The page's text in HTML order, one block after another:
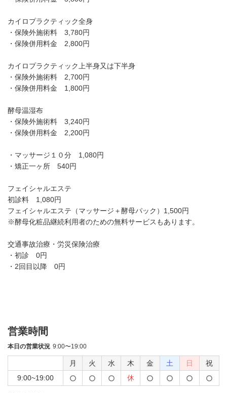
カイロプラクティック全身
・保険外施術料 3,780円
・保険併用料金 2,800円
カイロプラクティック上半身又は下半身
・保険外施術料 2,700円
・保険併用料金 1,800円
酵母温湿布
・保険外施術料 3,240円
・保険併用料金 2,200円
・マッサージ１０分 1,080円
・矯正一ヶ所 540円
フェイシャルエステ
初診料 1,080円
フェイシャルエステ（マッサージ＋酵母パック）1,500円
※酵母化粧品継続利用者のための無料サービスもあります。
交通事故治療・労災保険治療
・初診 0円
・2回目以降 0円
営業時間
本日の営業状況 9:00〜19:00
月 火 水 木 金 土 日
祝
9:00~19:00
休